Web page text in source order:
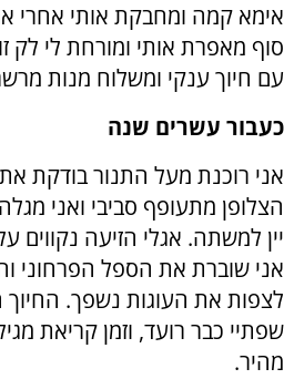
אימא קמה ומחבקת אותי אחרי
סוף מאפרת אותי ומורחת לי לק
עם חיוך ענקי ומשלוח מנות
כעבור עשרים שנה
אני רוכנת מעל התנור בודקת
הצלופן מתעופף סביבי ואני
יין למשתה. אגלי הזיעה נקווים
אני שוברת את הספל הפרחוני
לצפות את העוגות נשפך.
שפתיי כבר רועד, וזמן קריאת
מהיר.